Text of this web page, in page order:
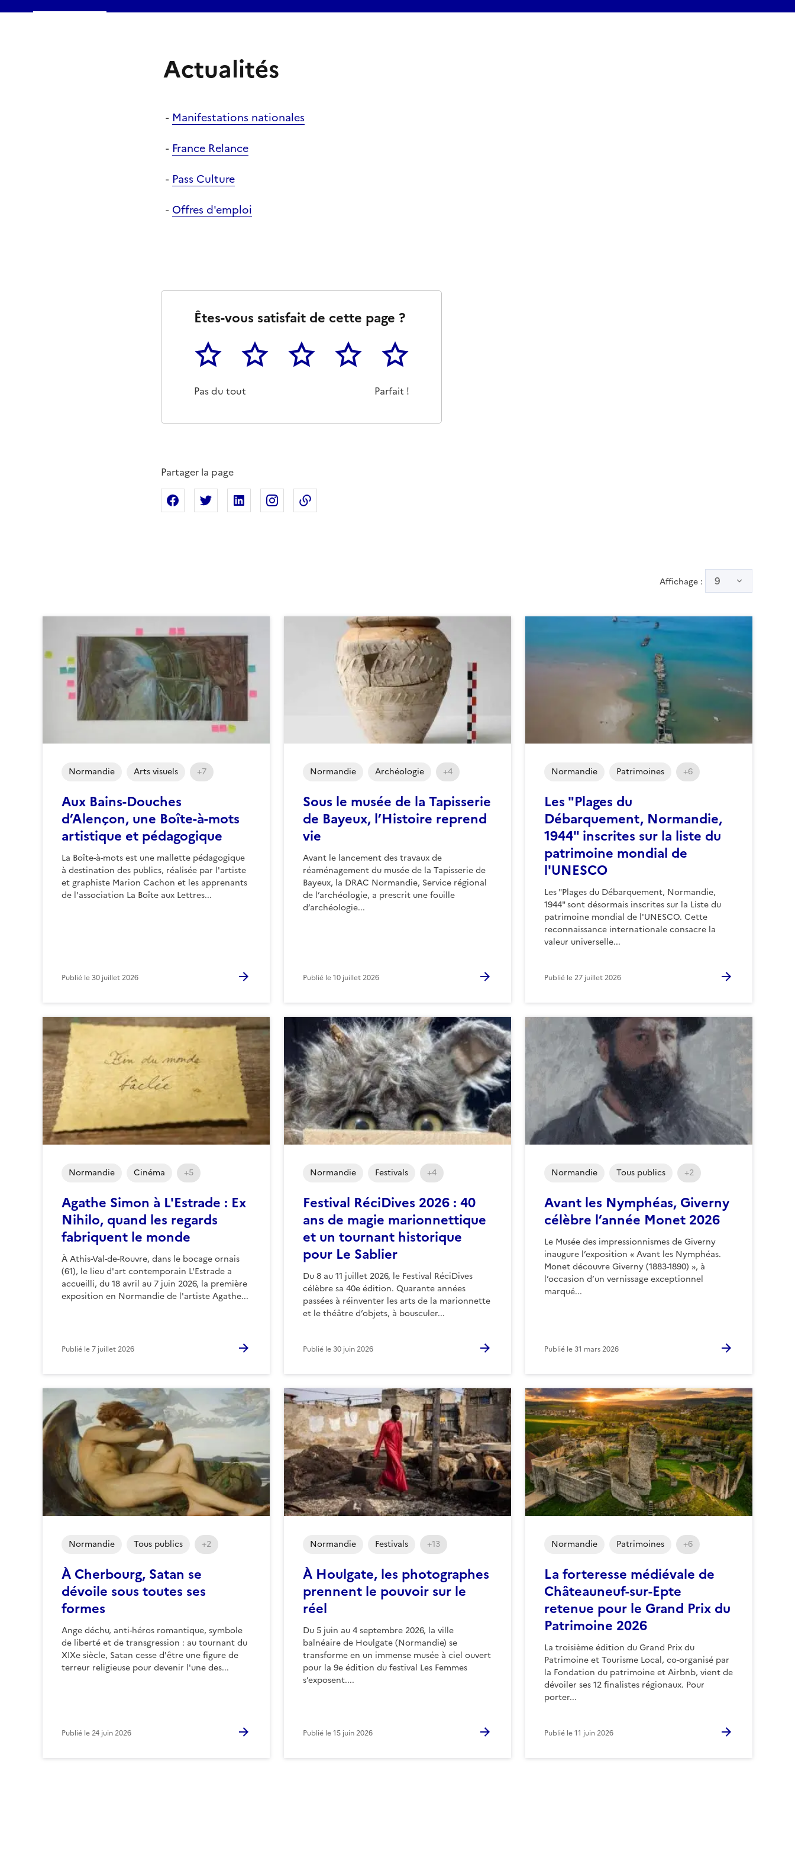
Actualités
- Manifestations nationales
- France Relance
- Pass Culture
- Offres d'emploi
Êtes-vous satisfait de cette page ?
1
Pas du tout
2 3 4 5
Parfait !
Partager la page
Partager sur Facebook
Partager sur XPartager sur Linkedin
Partager sur Instagram
Affichage : 9
Aux Bains-Douches
d’Alençon, une Boîte-à-mots
artistique et pédagogique
La Boîte-à-mots est une mallette pédagogique
à destination des publics, réalisée par l'artiste
et graphiste Marion Cachon et les apprenants
de l'association La Boîte aux Lettres...
Normandie Arts visuels +7
Publié le30 juillet 2026
Sous le musée de la Tapisserie
de Bayeux, l’Histoire reprend
vie
Avant le lancement des travaux de
réaménagement du musée de la Tapisserie de
Bayeux, la DRAC Normandie, Service régional
de l’archéologie, a prescrit une fouille
d’archéologie...
Normandie Archéologie +4
Publié le10 juillet 2026
Les "Plages du
Débarquement, Normandie,
1944" inscrites sur la liste du
patrimoine mondial de
l'UNESCO
Les "Plages du Débarquement, Normandie,
1944" sont désormais inscrites sur la Liste du
patrimoine mondial de l'UNESCO. Cette
reconnaissance internationale consacre la
valeur universelle...
Normandie Patrimoines +6
Publié le27 juillet 2026
Agathe Simon à L'Estrade : Ex
Nihilo, quand les regards
fabriquent le monde
À Athis-Val-de-Rouvre, dans le bocage ornais
(61), le lieu d'art contemporain L'Estrade a
accueilli, du 18 avril au 7 juin 2026, la première
exposition en Normandie de l'artiste Agathe...
Normandie Cinéma +5
Publié le7 juillet 2026
Festival RéciDives 2026 : 40
ans de magie marionnettique
et un tournant historique
pour Le Sablier
Du 8 au 11 juillet 2026, le Festival RéciDives
célèbre sa 40e édition. Quarante années
passées à réinventer les arts de la marionnette
et le théâtre d’objets, à bousculer...
Normandie Festivals +4
Publié le30 juin 2026
Avant les Nymphéas, Giverny
célèbre l’année Monet 2026
Le Musée des impressionnismes de Giverny
inaugure l’exposition « Avant les Nymphéas.
Monet découvre Giverny (1883-1890) », à
l’occasion d’un vernissage exceptionnel
marqué...
Normandie Tous publics +2
Publié le31 mars 2026
À Cherbourg, Satan se
dévoile sous toutes ses
formes
Ange déchu, anti-héros romantique, symbole
de liberté et de transgression : au tournant du
XIXe siècle, Satan cesse d'être une figure de
terreur religieuse pour devenir l'une des...
Normandie Tous publics +2
Publié le24 juin 2026
À Houlgate, les photographes
prennent le pouvoir sur le
réel
Du 5 juin au 4 septembre 2026, la ville
balnéaire de Houlgate (Normandie) se
transforme en un immense musée à ciel ouvert
pour la 9e édition du festival Les Femmes
s’exposent....
Normandie Festivals +13
Publié le15 juin 2026
La forteresse médiévale de
Châteauneuf-sur-Epte
retenue pour le Grand Prix du
Patrimoine 2026
La troisième édition du Grand Prix du
Patrimoine et Tourisme Local, co-organisé par
la Fondation du patrimoine et Airbnb, vient de
dévoiler ses 12 finalistes régionaux. Pour
porter...
Normandie Patrimoines +6
Publié le11 juin 2026